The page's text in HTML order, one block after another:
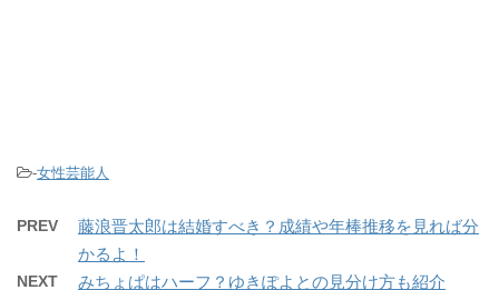
-女性芸能人
PREV
藤浪晋太郎は結婚すべき？成績や年棒推移を見れば分
かるよ！
NEXT みちょぱはハーフ？ゆきぽよとの見分け方も紹介